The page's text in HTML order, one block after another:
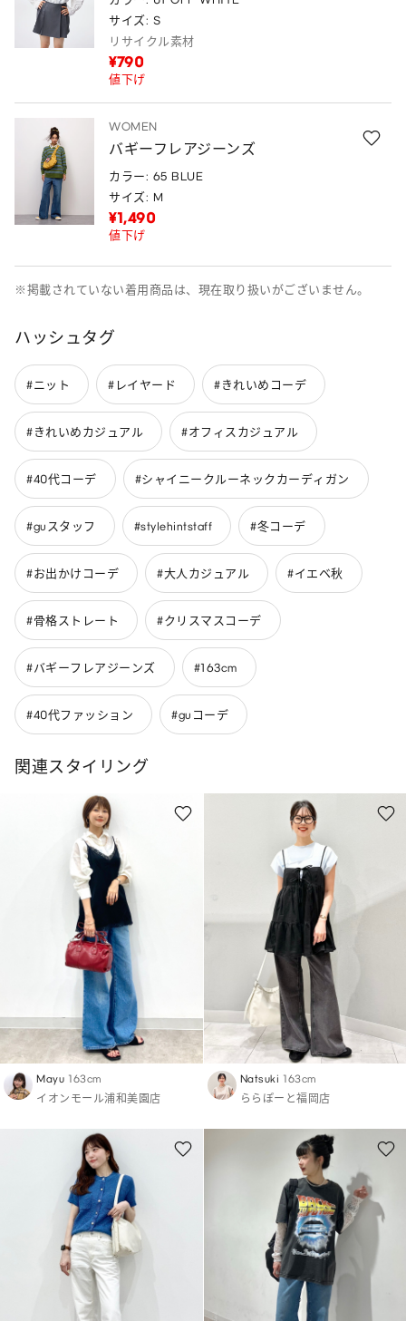
サイズ: S
リサイクル素材
¥790
値下げ
WOMEN
バギーフレアジーンズ
カラー: 65 BLUE
サイズ: M
¥1,490
値下げ
※掲載されていない着用商品は、現在取り扱いがございません。
ハッシュタグ
#ニット #レイヤード #きれいめコーデ
#きれいめカジュアル #オフィスカジュアル
#40代コーデ #シャイニークルーネックカーディガン
#guスタッフ #stylehintstaff #冬コーデ
#お出かけコーデ #大人カジュアル #イエベ秋
#骨格ストレート #クリスマスコーデ
#バギーフレアジーンズ #163cm
#40代ファッション #guコーデ
関連スタイリング
Mayu 163cm
イオンモール浦和美園店
Natsuki 163cm
ららぽーと福岡店